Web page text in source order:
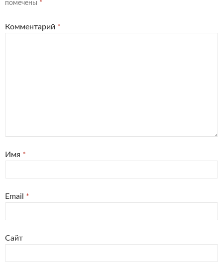
помечены *
Комментарий *
Имя *
Email *
Сайт